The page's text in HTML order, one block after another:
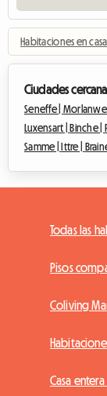
Habitaciones en
Ciudades
Seneffe |
Luxensart |
Binche |
Samme |
Ittre |
Todas las
Pisos
Coliving
Casa